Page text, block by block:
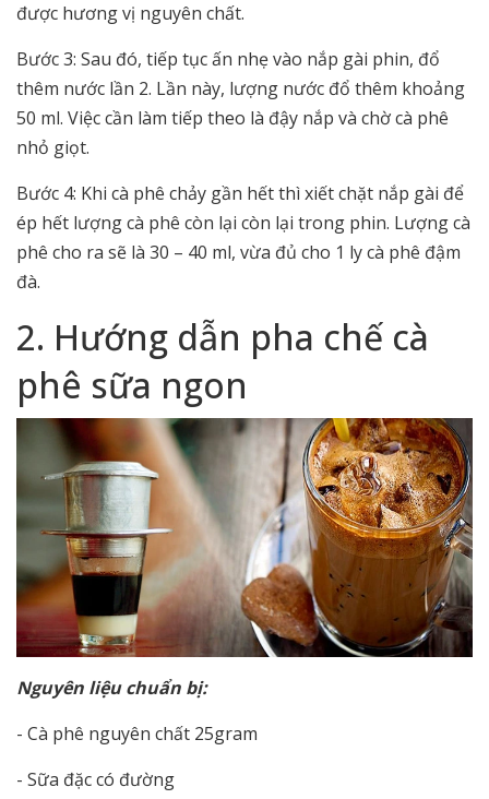
được hương vị nguyên chất.
Bước 3: Sau đó, tiếp tục ấn nhẹ vào nắp gài phin, đổ
thêm nước lần 2. Lần này, lượng nước đổ thêm khoảng
50 ml. Việc cần làm tiếp theo là đậy nắp và chờ cà phê
nhỏ giọt.
Bước 4: Khi cà phê chảy gần hết thì xiết chặt nắp gài để
ép hết lượng cà phê còn lại còn lại trong phin. Lượng cà
phê cho ra sẽ là 30 – 40 ml, vừa đủ cho 1 ly cà phê đậm
đà.
2. Hướng dẫn pha chế cà
phê sữa ngon
Nguyên liệu chuẩn bị:
- Cà phê nguyên chất 25gram
- Sữa đặc có đường